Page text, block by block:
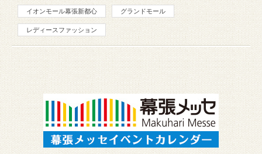
イオンモール幕張新都心 グランドモール
レディースファッション